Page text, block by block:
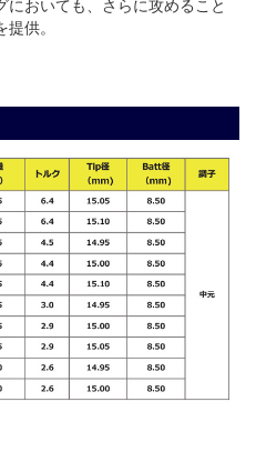
おいても、さらに攻めること
供。